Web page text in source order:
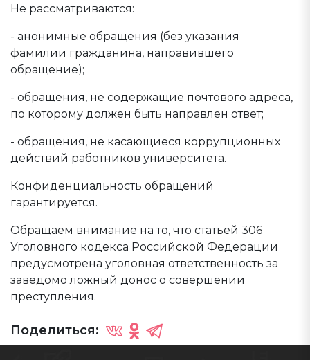
Не рассматриваются:
- анонимные обращения (без указания
фамилии гражданина, направившего
обращение);
- обращения, не содержащие почтового адреса,
по которому должен быть направлен ответ;
- обращения, не касающиеся коррупционных
действий работников университета.
Конфиденциальность обращений
гарантируется.
Обращаем внимание на то, что статьей 306
Уголовного кодекса Российской Федерации
предусмотрена уголовная ответственность за
заведомо ложный донос о совершении
преступления.
Поделиться: